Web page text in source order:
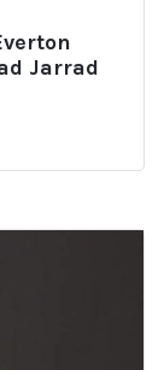
Jarrad